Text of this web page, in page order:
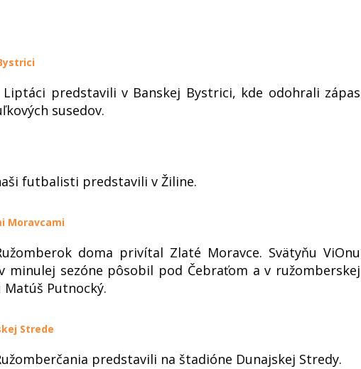
predstavili v Banskej Bystrici, kde odohrali zápas
susedov.
futbalisti predstavili v Žiline.
Moravcami
doma privítal Zlaté Moravce. Svätyňu ViOnu
minulej sezóne pôsobil pod Čebraťom a v ružomberskej
Putnocký.
Strede
predstavili na štadióne Dunajskej Stredy.